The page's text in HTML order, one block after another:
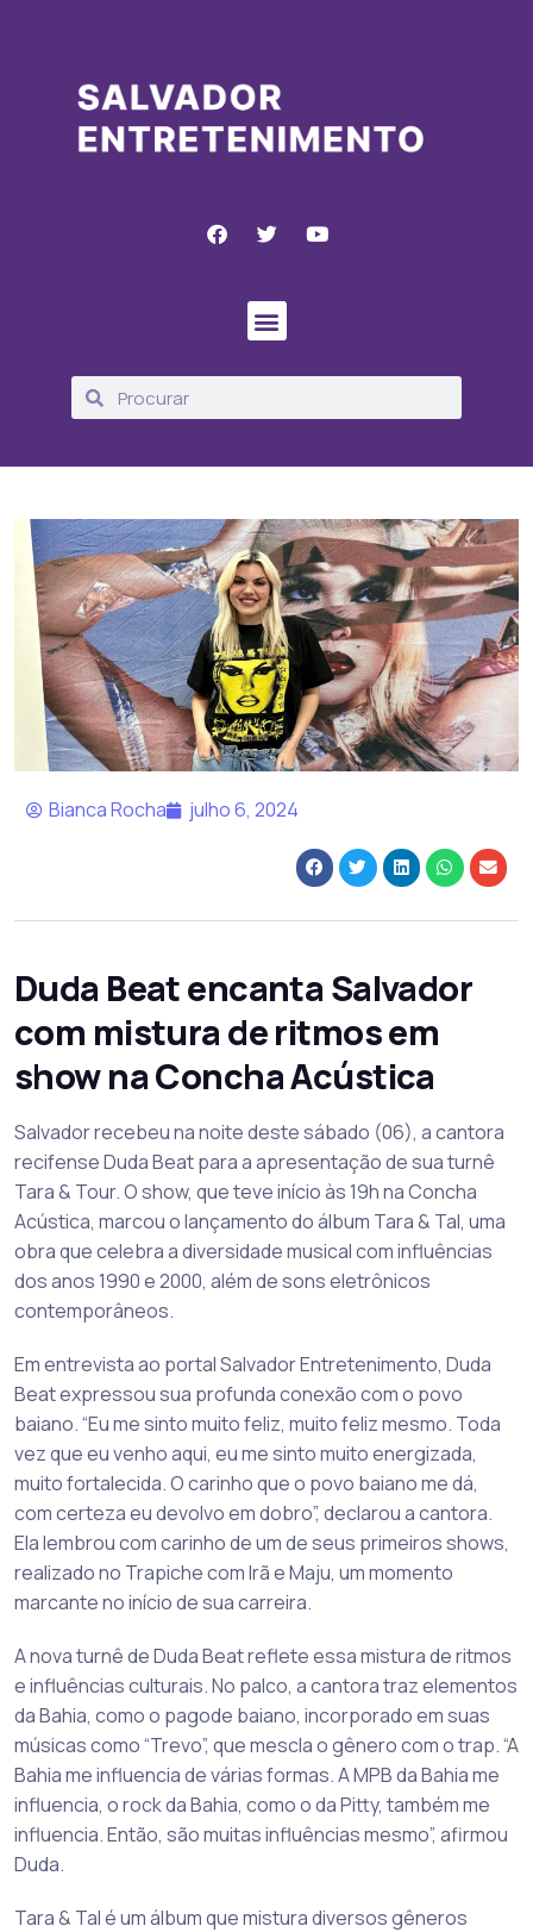
Bianca Rocha julho 6, 2024
Duda Beat encanta Salvador
com mistura de ritmos em
show na Concha Acústica
Salvador recebeu na noite deste sábado (06), a cantora
recifense Duda Beat para a apresentação de sua turnê
Tara & Tour. O show, que teve início às 19h na Concha
Acústica, marcou o lançamento do álbum Tara & Tal, uma
obra que celebra a diversidade musical com influências
dos anos 1990 e 2000, além de sons eletrônicos
contemporâneos.
Em entrevista ao portal Salvador Entretenimento, Duda
Beat expressou sua profunda conexão com o povo
baiano. “Eu me sinto muito feliz, muito feliz mesmo. Toda
vez que eu venho aqui, eu me sinto muito energizada,
muito fortalecida. O carinho que o povo baiano me dá,
com certeza eu devolvo em dobro”, declarou a cantora.
Ela lembrou com carinho de um de seus primeiros shows,
realizado no Trapiche com Irã e Maju, um momento
marcante no início de sua carreira.
A nova turnê de Duda Beat reflete essa mistura de ritmos
e influências culturais. No palco, a cantora traz elementos
da Bahia, como o pagode baiano, incorporado em suas
músicas como “Trevo”, que mescla o gênero com o trap. “A
Bahia me influencia de várias formas. A MPB da Bahia me
influencia, o rock da Bahia, como o da Pitty, também me
influencia. Então, são muitas influências mesmo”, afirmou
Duda.
Tara & Tal é um álbum que mistura diversos gêneros